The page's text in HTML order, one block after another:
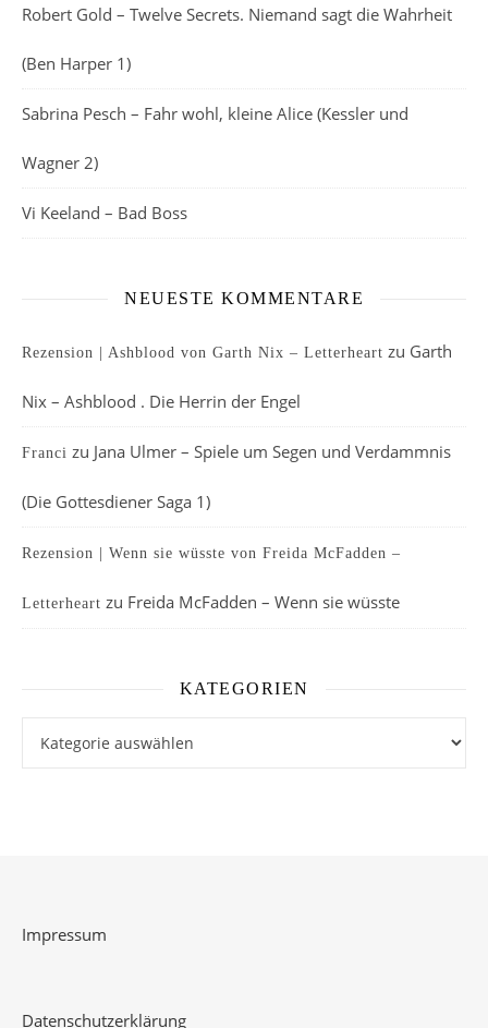
Robert Gold – Twelve Secrets. Niemand sagt die Wahrheit
(Ben Harper 1)
Sabrina Pesch – Fahr wohl, kleine Alice (Kessler und
Wagner 2)
Vi Keeland – Bad Boss
NEUESTE KOMMENTARE
Rezension | Ashblood von Garth Nix – Letterheart zu Garth
Nix – Ashblood . Die Herrin der Engel
Franci zu Jana Ulmer – Spiele um Segen und Verdammnis
(Die Gottesdiener Saga 1)
Rezension | Wenn sie wüsste von Freida McFadden –
Letterheart zu Freida McFadden – Wenn sie wüsste
KATEGORIEN
Impressum
Datenschutzerklärung